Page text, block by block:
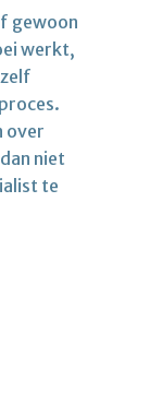
gewoon
werkt,
over
niet
te